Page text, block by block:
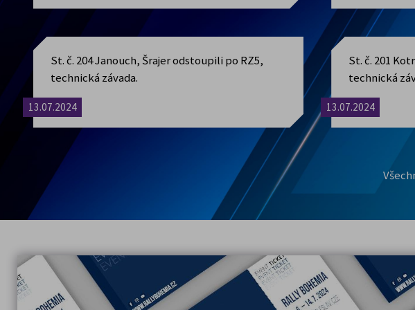
St. č. 204 Janouch, Šrajer odstoupili po RZ5,
technická závada.
13.07.2024
St. č. 201
technická
13.07.2024
Z hlediska času se cookies dělí na krátkodobá, která
provedené akci uživatelem (např. při odhlášení z
spuštění a jejich platnost vyprší v závislosti na jejich
Původ cookies se Vašem prohlížeči může být
mazat např. přes nástroje pro vývojáře) nebo třetí
Dále cookies dělíme nanezbytně nutná (technická)
technických cookies je automaticky platný. Spolu s
, která ukládáme do vašeho zařízení
(např. Google analytics, Facebook pixel apod.).
návštěvy. Pomocí marketingových cookies vám
Zakázání cookies v prohlížeči
Bez vašeho souhlasu do prohlížeče neukládáme